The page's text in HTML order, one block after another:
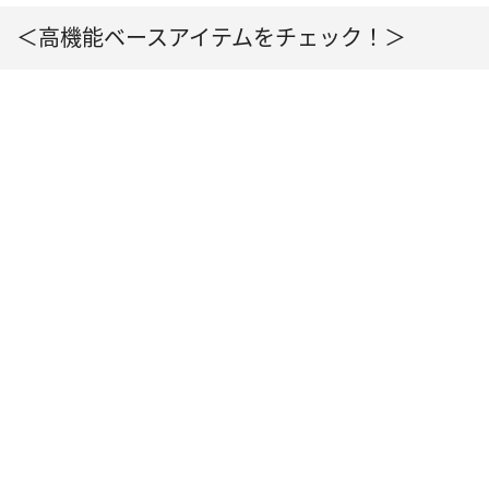
＜高機能ベースアイテムをチェック！＞